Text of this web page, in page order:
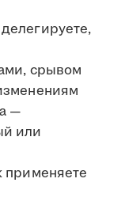
срывом
—
или
применяете